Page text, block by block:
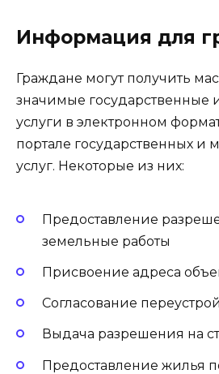
Информация для
Граждане могут получить
значимые
услуги в электронном
портале государственных и
услуг. Некоторые из них:
Предоставление
земельные работы
Присвоение адреса
Согласование
Выдача разрешения на
Предоставление жилья